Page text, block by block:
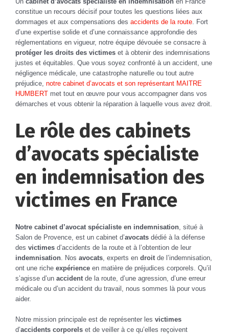
constitue un recours décisif pour toutes les questions liées aux
dommages et aux compensations des accidents de la route . Fort
d’une expertise solide et d’une connaissance approfondie des
réglementations en vigueur, notre équipe dévouée se consacre à
protéger les droits des victimes et à obtenir des indemnisations
justes et équitables. Que vous soyez confronté à un accident, une
négligence médicale, une catastrophe naturelle ou tout autre
préjudice, notre cabinet d’avocats et son représentant MAITRE
HUMBERT met tout en œuvre pour vous accompagner dans vos
démarches et vous obtenir la réparation à laquelle vous avez droit.
Le rôle des cabinets
d’avocats spécialiste
en indemnisation des
victimes en France
Notre cabinet d’avocat spécialiste en indemnisation , situé à
Salon de Provence, est un cabinet d’avocats dédié à la défense
des victimes d’accidents de la route et à l’obtention de leur
indemnisation . Nos avocats , experts en droit de l’indemnisation,
ont une riche expérience en matière de préjudices corporels. Qu’il
s’agisse d’un accident de la route, d’une agression, d’une erreur
médicale ou d’un accident du travail, nous sommes là pour vous
aider.
Notre mission principale est de représenter les victimes
d’accidents corporels et de veiller à ce qu’elles reçoivent